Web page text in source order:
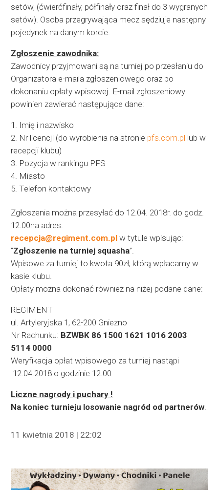
setów, (ćwierćfinały, półfinały oraz finał do 3 wygranych
setów). Osoba przegrywająca mecz sędziuje następny
pojedynek na danym korcie.
Zgłoszenie zawodnika:
Zawodnicy przyjmowani są na turniej po przesłaniu do
Organizatora e-maila zgłoszeniowego oraz po
dokonaniu opłaty wpisowej. E-mail zgłoszeniowy
powinien zawierać następujące dane:
Imię i nazwisko
Nr licencji (do wyrobienia na stronie pfs.com.pl lub w
recepcji klubu)
Pozycja w rankingu PFS
Miasto
Telefon kontaktowy
Zgłoszenia można przesyłać do 12.04. 2018r. do godz.
12:00na adres:
recepcja@regiment.com.pl w tytule wpisując:
”Zgłoszenie na turniej squasha”.
Wpisowe za turniej to kwota 90zł, którą wpłacamy w
kasie klubu.
Opłaty można dokonać również na niżej podane dane:
REGIMENT
ul. Artyleryjska 1, 62-200 Gniezno
Nr Rachunku: BZWBK 86 1500 1621 1016 2003
5114 0000
Weryfikacja opłat wpisowego za turniej nastąpi
12.04.2018 o godzinie 12:00
Liczne nagrody i puchary !
Na koniec turnieju losowanie nagród od partnerów.
11 kwietnia 2018 | 22:02